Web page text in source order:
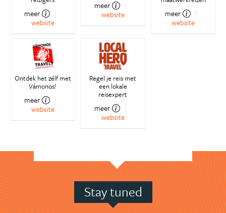
meer
website
meer
website
meer
website
Ontdek het zélf met
Vámonos!
meer
website
Regel je reis met
een lokale
reisexpert
meer
website
Stay tuned